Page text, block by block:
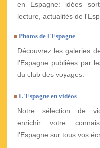
en Espagne: idées
lecture, actualités de
Photos de l'Espagne
Découvrez les galeries
l'Espagne publiées par
du club des voyages.
L'Espagne en vidéos
Notre sélection de
enrichir votre
l'Espagne sur tous vos